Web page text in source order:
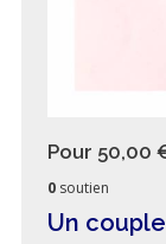
Pour 50,00
0 soutien
Un